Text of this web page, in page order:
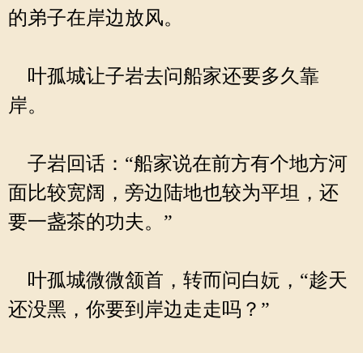
的弟子在岸边放风。
叶孤城让子岩去问船家还要多久靠
岸。
子岩回话：“船家说在前方有个地方河
面比较宽阔，旁边陆地也较为平坦，还
要一盏茶的功夫。”
叶孤城微微颔首，转而问白妧，“趁天
还没黑，你要到岸边走走吗？”